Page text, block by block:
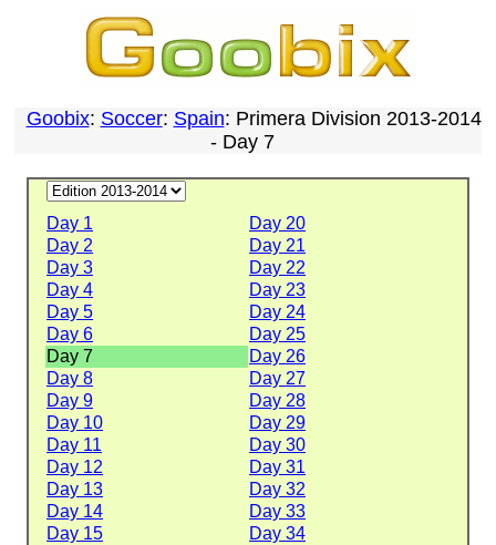
Goobix: Soccer: Spain: Primera Division 2013-2014
- Day 7
Day 1
Day 20
Day 2
Day 21
Day 3
Day 22
Day 4
Day 23
Day 5
Day 24
Day 6
Day 25
Day 7
Day 26
Day 8
Day 27
Day 9
Day 28
Day 10
Day 29
Day 11
Day 30
Day 12
Day 31
Day 13
Day 32
Day 14
Day 33
Day 15
Day 34